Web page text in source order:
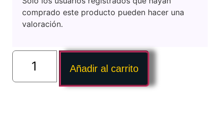
comprado este producto pueden hacer una
valoración.
Añadir al carrito